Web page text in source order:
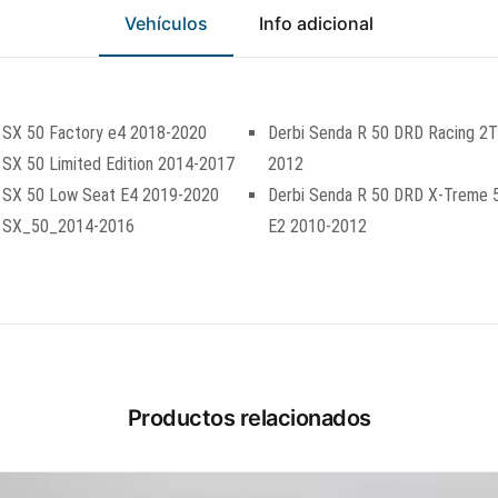
Vehículos Info adicional
50 Factory e4 2018-2020
50 Limited Edition 2014-2017
50 Low Seat E4 2019-2020
2016
Derbi Senda R 50 DRD Racing
2012
Derbi Senda R 50 DRD X-Treme
E2 2010-2012
Productos relacionados